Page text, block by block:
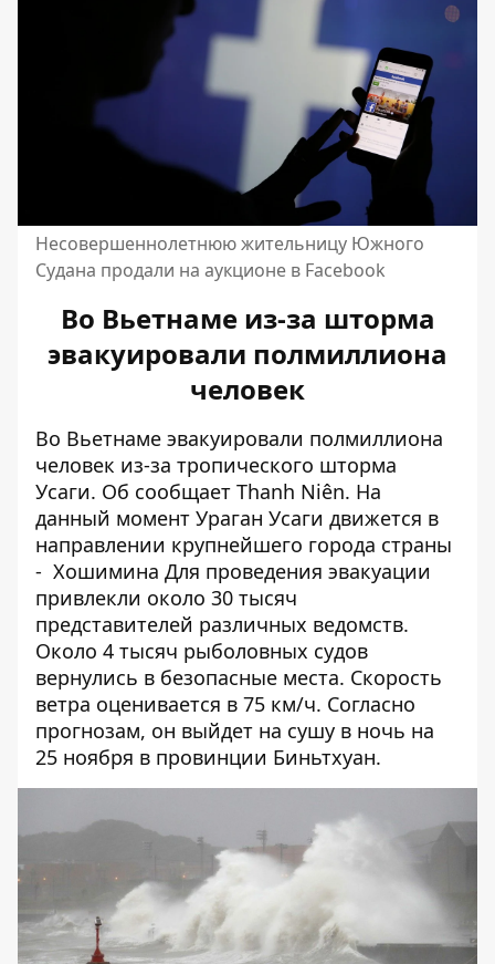
Несовершеннолетнюю жительницу Южного
Судана продали на аукционе в Facebook
Во Вьетнаме из-за шторма
эвакуировали полмиллиона
человек
Во Вьетнаме эвакуировали полмиллиона
человек из-за тропического шторма
Усаги. Об сообщает Thanh Niên. На
данный момент Ураган Усаги движется в
направлении крупнейшего города страны
- Хошимина Для проведения эвакуации
привлекли около 30 тысяч
представителей различных ведомств.
Около 4 тысяч рыболовных судов
вернулись в безопасные места. Скорость
ветра оценивается в 75 км/ч. Согласно
прогнозам, он выйдет на сушу в ночь на
25 ноября в провинции Биньтхуан.